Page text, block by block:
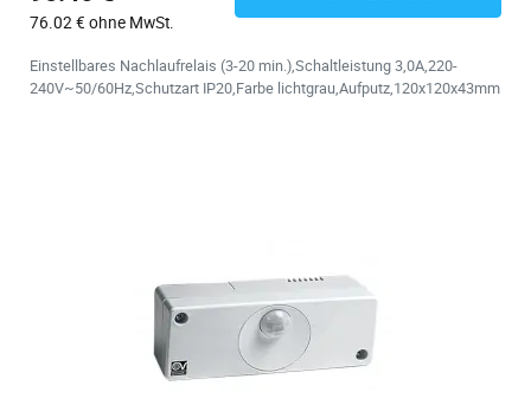
76.02 € ohne MwSt.
Einstellbares Nachlaufrelais (3-20 min.),Schaltleistung 3,0A,220-
240V~50/60Hz,Schutzart IP20,Farbe lichtgrau,Aufputz,120x120x43mm